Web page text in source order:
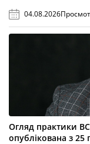
04.08.2026
Огляд практики
опублікована з